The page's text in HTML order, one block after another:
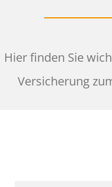
Hier finden Sie
Versicherung